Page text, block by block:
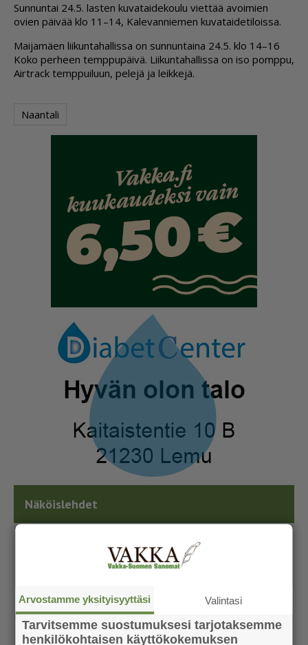
Sun­nun­tai 24.5. las­ten ku­va­tai­de­kou­lu viet­tää avoi­mien
ovien päi­vää klo 11–14, Ka­le­van­nie­men ku­va­tai­de­ti­lois­sa.
Mai­ja­mä­en lii­kun­ta­hal­lis­sa on sun­nun­tai­na 24.5. klo 14–16
Koko per­heen temp­pu­päi­vä. Lii­kun­ta­hal­lis­sa on iso pomp­pu,
Airt­rack temp­pui­luun, pe­le­jä ja leik­ke­jä.
Naantali
Näköislehdet
Arvostamme yksityisyyttäsi Valintasi
Tarvitsemme suostumuksesi tarjotaksemme
henkilökohtaisen käyttökokemuksen